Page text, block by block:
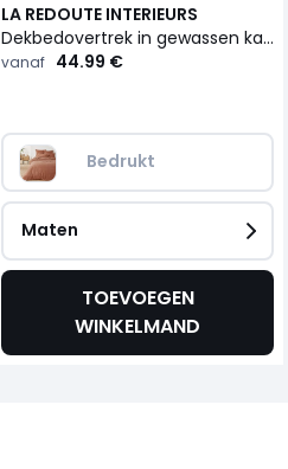
LA REDOUTE INTERIEURS
Dekbedovertrek in gewassen katoen Monille
vanaf 44.99 €
Bedrukt
Maten
TOEVOEGEN
WINKELMAND